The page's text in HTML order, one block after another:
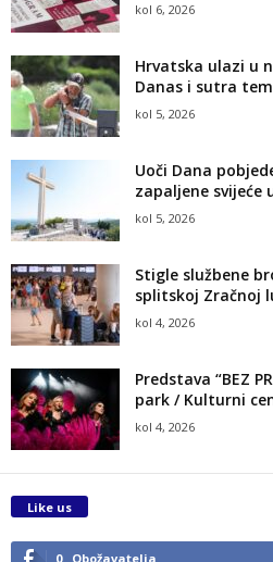
kol 6, 2026
Hrvatska ulazi u
Danas i sutra
kol 5, 2026
Uoči Dana
zapaljene svijeće
kol 5, 2026
Stigle službene
splitskoj Zračnoj
kol 4, 2026
Predstava “BEZ
park / Kulturni
kol 4, 2026
Like us
0 Obožavatelja